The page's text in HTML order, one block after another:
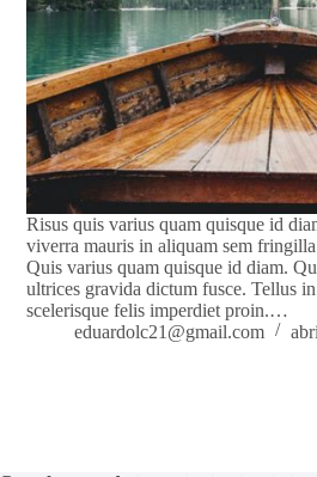
Risus quis varius quam quisque id
viverra mauris in aliquam sem
Quis varius quam quisque id diam.
ultrices gravida dictum fusce. Tellus
scelerisque felis imperdiet proin.…
eduardolc21@gmail.com